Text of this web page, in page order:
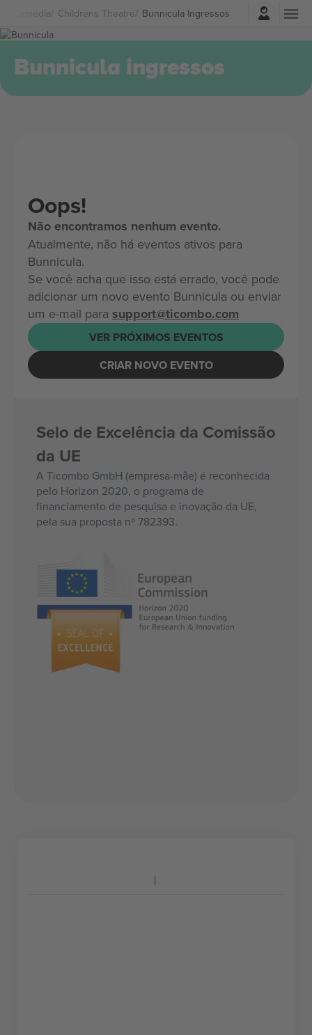
E Comédia Childrens Theatre Bunnicula Ingressos
Entrar
Bunnicula ingressos
Oops!
Não encontramos nenhum evento.
Atualmente, não há eventos ativos para
Bunnicula.
Se você acha que isso está errado, você pode
adicionar um novo evento Bunnicula ou enviar
um e-mail para support@ticombo.com
VER PRÓXIMOS EVENTOS
CRIAR NOVO EVENTO
Selo de Excelência da Comissão
da UE
A Ticombo GmbH (empresa-mãe) é reconhecida
pelo Horizon 2020, o programa de
financiamento de pesquisa e inovação da UE,
pela sua proposta nº 782393.